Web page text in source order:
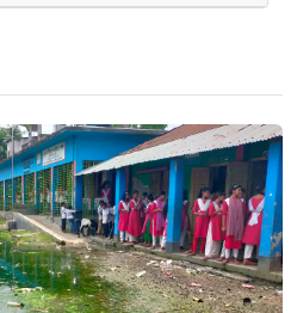
গুরুদাসপুরে আগুনে পুড়লো পেট্রোল
পাম্প,দোকান ও বসতবাড়ি
৩ সপ্তাহ আগে